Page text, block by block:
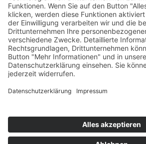
Aktivkohle
Wer filtert was
Zertifizierungen
KONTAKT
Kontaktformular
Impressum
Datenschutzerklärung
RechtlichesAVB